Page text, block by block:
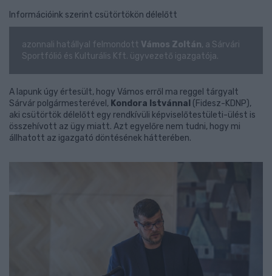
Információink szerint csütörtökön délelőtt
azonnali hatállyal felmondott Vámos Zoltán, a Sárvári
Sportfólió és Kulturális Kft. ügyvezető igazgatója.
A lapunk úgy értesült, hogy Vámos erről ma reggel tárgyalt
Sárvár polgármesterével, Kondora Istvánnal (Fidesz-KDNP),
aki csütörtök délelőtt egy rendkívüli képviselőtestületi-ülést is
összehívott az ügy miatt. Azt egyelőre nem tudni, hogy mi
állhatott az igazgató döntésének hátterében.